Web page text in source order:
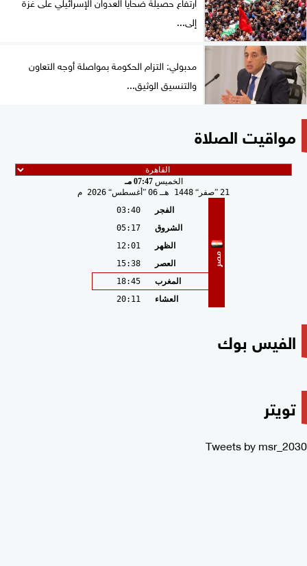
إلى...
مدبولي: التزام الحكومة بمواصلة أوجه التعاون
والتنسيق الوثيق...
مواقيت الصلاة
الخميس07:47 مـ
21
صفر 1448 هـ 06 أغسطس 2026 م
مصر
الفجر
03:40
الشروق
05:17
الظهر
12:01
العصر
15:38
المغرب
18:45
العشاء
20:11
الفيس بوك
تويتر
Tweets by msr_2030